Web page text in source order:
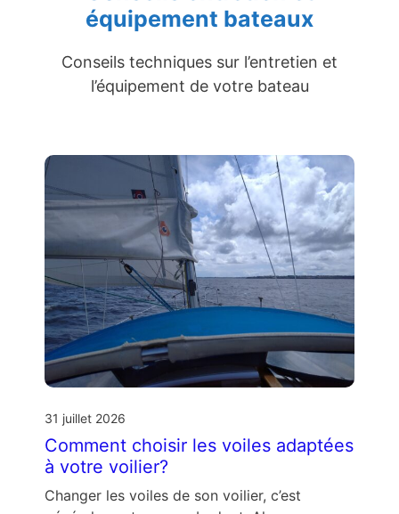
équipement bateaux
Conseils techniques sur l’entretien et
l’équipement de votre bateau
31 juillet 2026
Comment choisir les voiles adaptées
à votre voilier?
Changer les voiles de son voilier, c’est